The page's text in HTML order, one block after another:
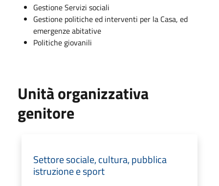
Gestione Servizi sociali
Gestione politiche ed interventi per la Casa, ed
emergenze abitative
Politiche giovanili
Unità organizzativa
genitore
Settore sociale, cultura, pubblica
istruzione e sport